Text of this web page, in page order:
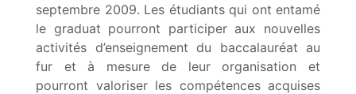
septembre 2009. Les étudiants qui ont entamé
le graduat pourront participer aux nouvelles
activités d’enseignement du baccalauréat au
fur et à mesure de leur organisation et
pourront valoriser les compétences acquises